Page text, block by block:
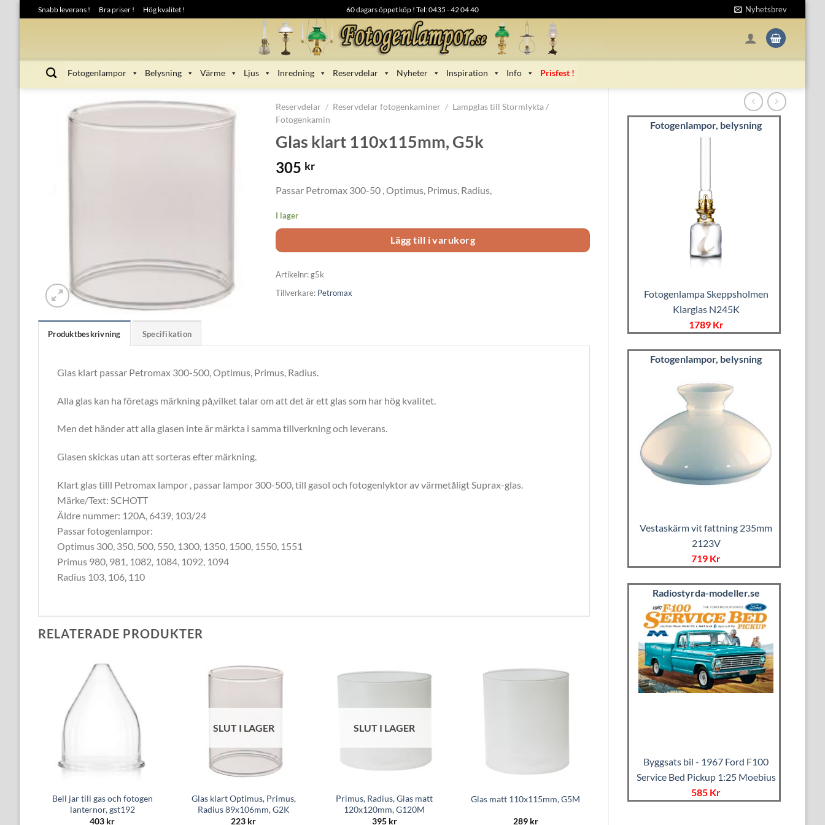
to
Snabb leverans ! Bra priser ! Hög kvalitet ! 60 dagars öppet köp ! Tel: 0435 - 42 04 40 Nyhetsbrev
Fotogenlampor Belysning Värme Ljus Inredning Reservdelar Nyheter Inspiration Info Prisfest !
Fotogenlampor, belysning
Fotogenlampa Skeppsholmen
Klarglas N245K
1789 Kr
Fotogenlampor, belysning
Vestaskärm vit fattning 235mm
2123V
719 Kr
Radiostyrda-modeller.se
Byggsats bil - 1967 Ford F100
Service Bed Pickup 1:25 Moebius
585 Kr
Reservdelar / Reservdelar fotogenkaminer / Lampglas till Stormlykta /
Fotogenkamin
Glas klart 110x115mm, G5k
305 kr
Passar Petromax 300-50 , Optimus, Primus, Radius,
I lager
Lägg till i varukorg
Artikelnr:g5k
Tillverkare: Petromax
Produktbeskrivning Specifikation
Glas klart passar Petromax 300-500, Optimus, Primus, Radius.
Alla glas kan ha företags märkning på,vilket talar om att det är ett glas som har hög kvalitet.
Men det händer att alla glasen inte är märkta i samma tillverkning och leverans.
Glasen skickas utan att sorteras efter märkning.
Klart glas tilll Petromax lampor , passar lampor 300-500, till gasol och fotogenlyktor av värmetåligt Suprax-glas.
Märke/Text: SCHOTT
Äldre nummer: 120A, 6439, 103/24
Passar fotogenlampor:
Optimus 300, 350, 500, 550, 1300, 1350, 1500, 1550, 1551
Primus 980, 981, 1082, 1084, 1092, 1094
Radius 103, 106, 110
RELATERADE PRODUKTER
Bell jar till gas och fotogen
lanternor, gst192
403 kr
SLUT I LAGER
Glas klart Optimus, Primus,
Radius 89x106mm, G2K
223 kr
SLUT I LAGER
Primus, Radius, Glas matt
120x120mm, G120M
395 kr
Glas matt 110x115mm, G5M
289 kr